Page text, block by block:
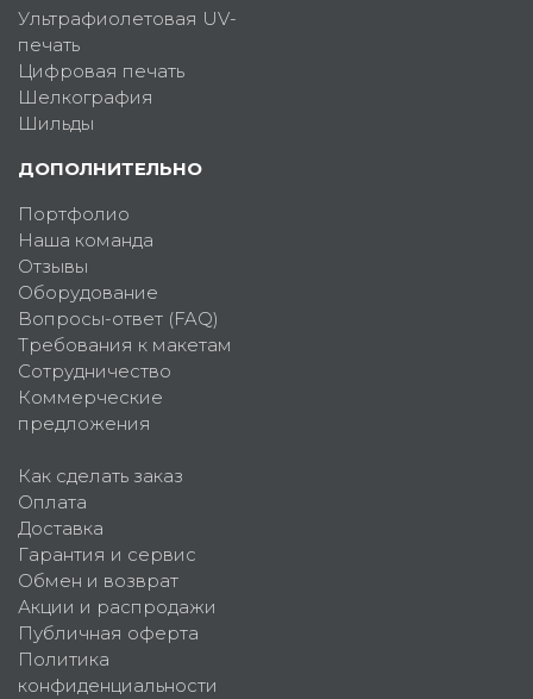
Ультрафиолетовая UV-
печать
Цифровая печать
Шелкография
Шильды
ДОПОЛНИТЕЛЬНО
Портфолио
Наша команда
Отзывы
Оборудование
Вопросы-ответ (FAQ)
Требования к макетам
Сотрудничество
Коммерческие
предложения
Как сделать заказ
Оплата
Доставка
Гарантия и сервис
Обмен и возврат
Акции и распродажи
Публичная оферта
Политика
конфиденциальности